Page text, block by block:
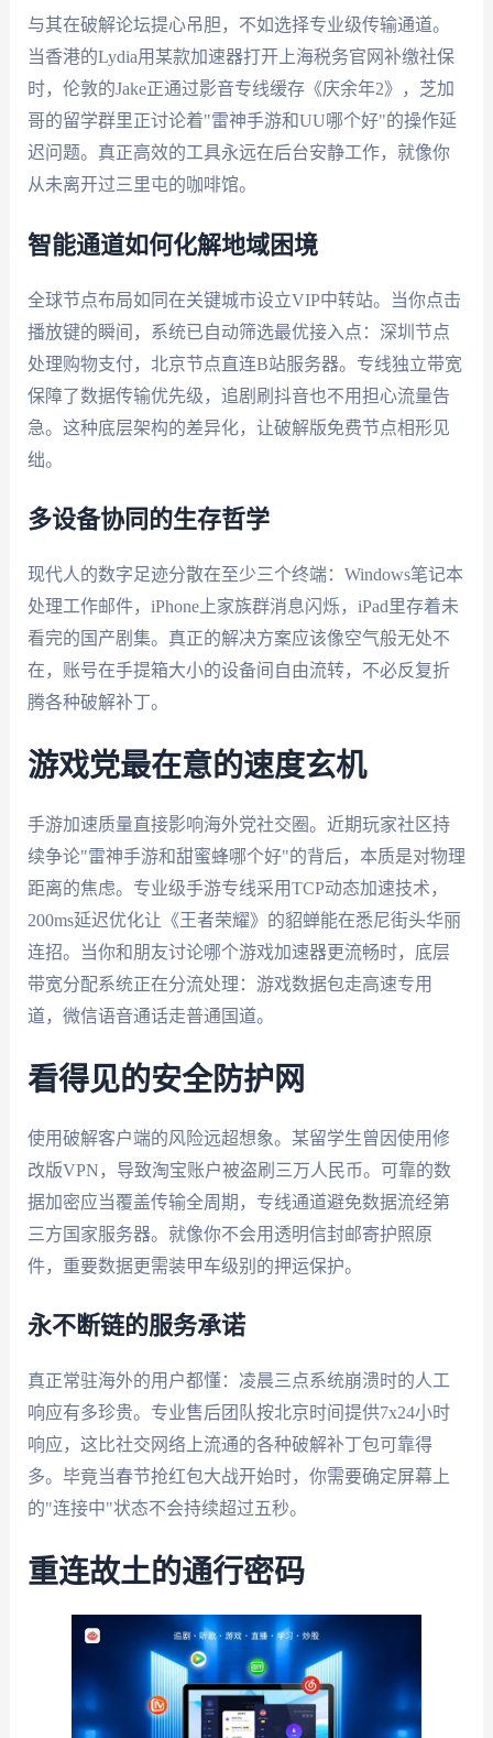
与其在破解论坛提心吊胆，不如选择专业级传输通道。
当香港的Lydia用某款加速器打开上海税务官网补缴社保
时，伦敦的Jake正通过影音专线缓存《庆余年2》，芝加
哥的留学群里正讨论着"雷神手游和UU哪个好"的操作延
迟问题。真正高效的工具永远在后台安静工作，就像你
从未离开过三里屯的咖啡馆。
智能通道如何化解地域困境
全球节点布局如同在关键城市设立VIP中转站。当你点击
播放键的瞬间，系统已自动筛选最优接入点：深圳节点
处理购物支付，北京节点直连B站服务器。专线独立带宽
保障了数据传输优先级，追剧刷抖音也不用担心流量告
急。这种底层架构的差异化，让破解版免费节点相形见
绌。
多设备协同的生存哲学
现代人的数字足迹分散在至少三个终端：Windows笔记本
处理工作邮件，iPhone上家族群消息闪烁，iPad里存着未
看完的国产剧集。真正的解决方案应该像空气般无处不
在，账号在手提箱大小的设备间自由流转，不必反复折
腾各种破解补丁。
游戏党最在意的速度玄机
手游加速质量直接影响海外党社交圈。近期玩家社区持
续争论"雷神手游和甜蜜蜂哪个好"的背后，本质是对物理
距离的焦虑。专业级手游专线采用TCP动态加速技术，
200ms延迟优化让《王者荣耀》的貂蝉能在悉尼街头华丽
连招。当你和朋友讨论哪个游戏加速器更流畅时，底层
带宽分配系统正在分流处理：游戏数据包走高速专用
道，微信语音通话走普通国道。
看得见的安全防护网
使用破解客户端的风险远超想象。某留学生曾因使用修
改版VPN，导致淘宝账户被盗刷三万人民币。可靠的数
据加密应当覆盖传输全周期，专线通道避免数据流经第
三方国家服务器。就像你不会用透明信封邮寄护照原
件，重要数据更需装甲车级别的押运保护。
永不断链的服务承诺
真正常驻海外的用户都懂：凌晨三点系统崩溃时的人工
响应有多珍贵。专业售后团队按北京时间提供7x24小时
响应，这比社交网络上流通的各种破解补丁包可靠得
多。毕竟当春节抢红包大战开始时，你需要确定屏幕上
的"连接中"状态不会持续超过五秒。
重连故土的通行密码